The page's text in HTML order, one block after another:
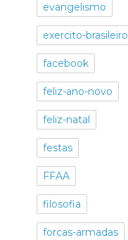
evangelismo
exercito-brasileiro
facebook
feliz-ano-novo
feliz-natal
festas
FFAA
filosofia
forcas-armadas